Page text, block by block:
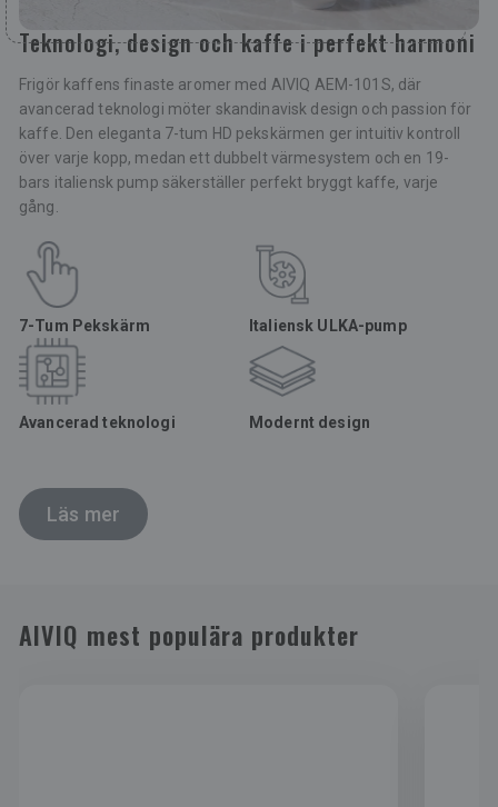
Teknologi, design och kaffe i perfekt harmoni
Frigör kaffens finaste aromer med AIVIQ AEM-101S, där
avancerad teknologi möter skandinavisk design och passion för
kaffe. Den eleganta 7-tum HD pekskärmen ger intuitiv kontroll
över varje kopp, medan ett dubbelt värmesystem och en 19-
bars italiensk pump säkerställer perfekt bryggt kaffe, varje
gång.
7-Tum Pekskärm Italiensk ULKA-pump
Avancerad teknologi Modernt design
Läs mer
AIVIQ mest populära produkter